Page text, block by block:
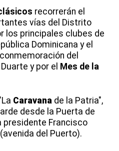
recorrerán el
vías del Distrito
los principales clubes de
Dominicana y el
del
y por el Mes de la
Caravana de la Patria",
desde la Puerta de
presidente Francisco
del Puerto).